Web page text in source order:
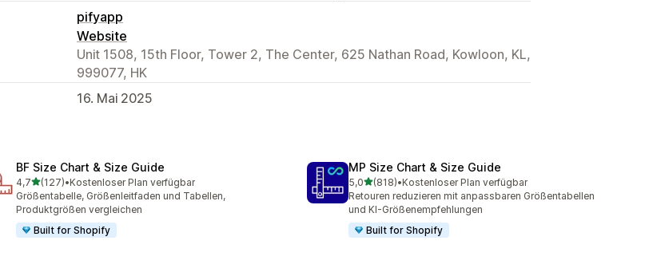
pifyapp
Website
Unit 1508, 15th Floor, Tower 2, The Center, 625 Nathan Road, Kowloon, KL,
999077, HK
16. Mai 2025
BF Size Chart & Size Guide
4,7von 5 Sternen
(127)
127 Rezensionen insgesamt
•Kostenloser Plan verfügbar
Größentabelle, Größenleitfaden und Tabellen,
Produktgrößen vergleichen
Built for Shopify
MP Size Chart & Size Guide
5,0von 5 Sternen
(818)
818 Rezensionen insgesamt
•Kostenloser Plan verfügbar
Retouren reduzieren mit anpassbaren Größentabellen
und KI-Größenempfehlungen
Built for Shopify